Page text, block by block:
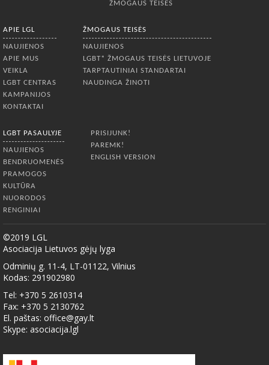
ŽMOGAUS TEISĖS
APIE LGL
NAUJIENOS
APIE MUS
VEIKLA
LGBT CENTRAS
KAMPANIJOS
KONTAKTAI
ŽMOGAUS TEISĖS
NAUJIENOS
LGBT* ŽMOGAUS TEISĖS LIETUVOJE
TARPTAUTINIAI STANDARTAI
NAUDINGA ŽINOTI
LGBT PASAULYJE
NAUJIENOS
BENDRUOMENĖS
PRAMOGOS
KULTŪRA
NUORODOS
RENGINIAI
PRISIJUNK!
PAREMK!
ENGLISH VERSION
©2019 LGL
Asociacija Lietuvos gėjų lyga
Odminių g. 11-4, LT-01122, Vilnius
Kodas: 291902980
Tel: +370 5 2610314
Fax: +370 5 2130762
El. paštas: office@gay.lt
Skype: asociacija.lgl